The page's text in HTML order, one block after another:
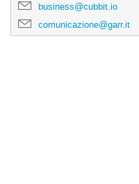
business@cubbit.io
comunicazione@garr.it